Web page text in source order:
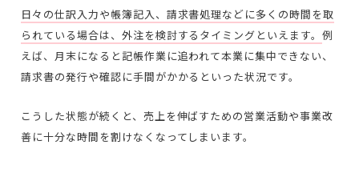
日々の仕訳入力や帳簿記入、請求書処理などに多くの時間を取
られている場合は、外注を検討するタイミングといえます。 例
えば、月末になると記帳作業に追われて本業に集中できない、
請求書の発行や確認に手間がかかるといった状況です。
こうした状態が続くと、売上を伸ばすための営業活動や事業改
善に十分な時間を割けなくなってしまいます。